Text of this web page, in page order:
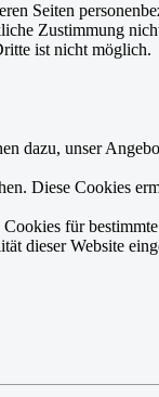
Seiten
Zustimmung
ist nicht möglich.
dazu, unser
Diese Cookies
für
dieser Website